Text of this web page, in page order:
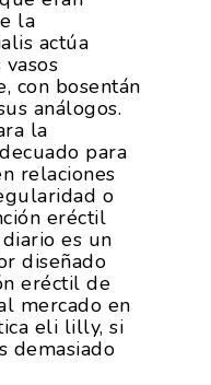
la
actúa
con bosentán
análogos.
la
para
relaciones
o
eréctil
es un
diseñado
eréctil de
mercado en
eli lilly, si
demasiado